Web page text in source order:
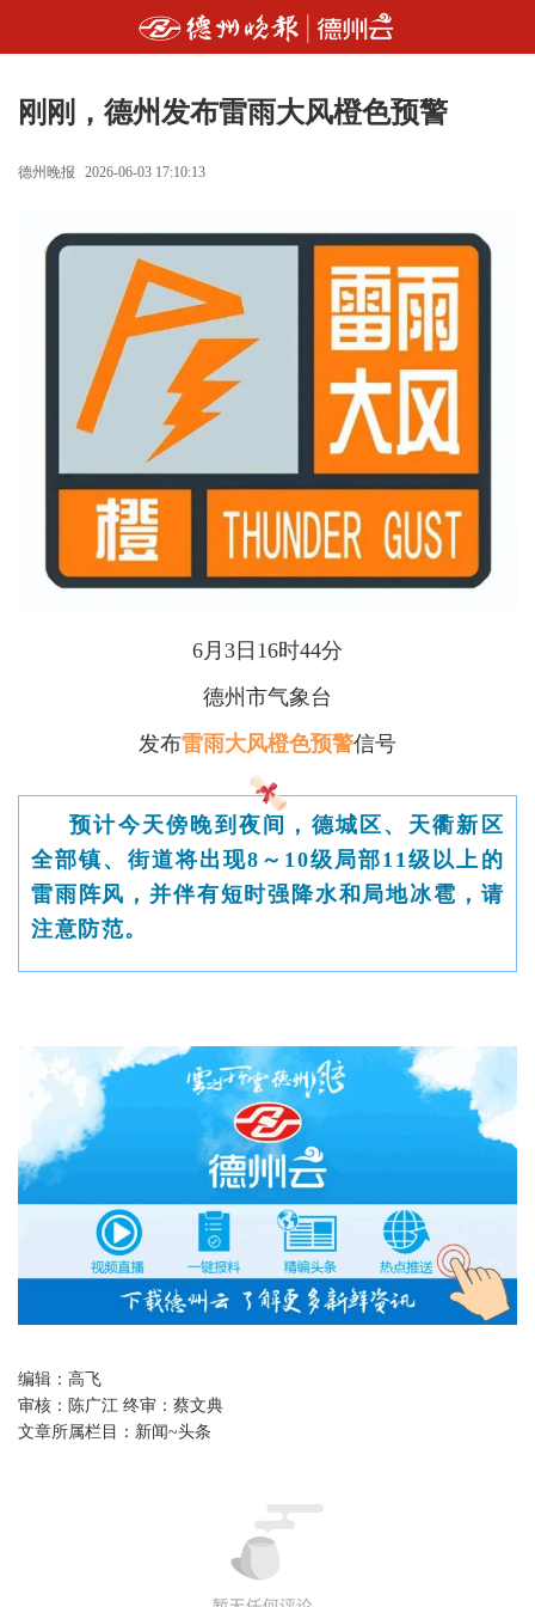
刚刚，德州发布雷雨大风橙色预警
德州晚报 2026-06-03 17:10:13
6月3日16时44分
德州市气象台
发布雷雨大风橙色预警信号
预计今天傍晚到夜间，德城区、天衢新区
全部镇、街道将出现8～10级局部11级以上的
雷雨阵风，并伴有短时强降水和局地冰雹，请
注意防范。
编辑： 高飞
审核： 陈广江 终审：蔡文典
文章所属栏目： 新闻~头条